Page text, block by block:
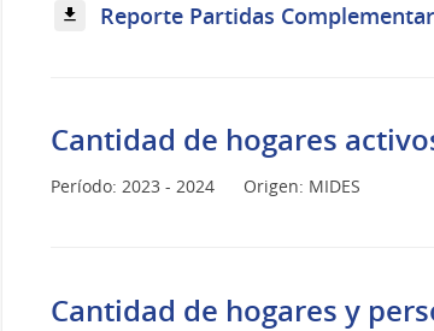
Reporte Partidas
Cantidad de hogares
Período: 2023 - 2024 Origen: MIDES
Cantidad de hogares y